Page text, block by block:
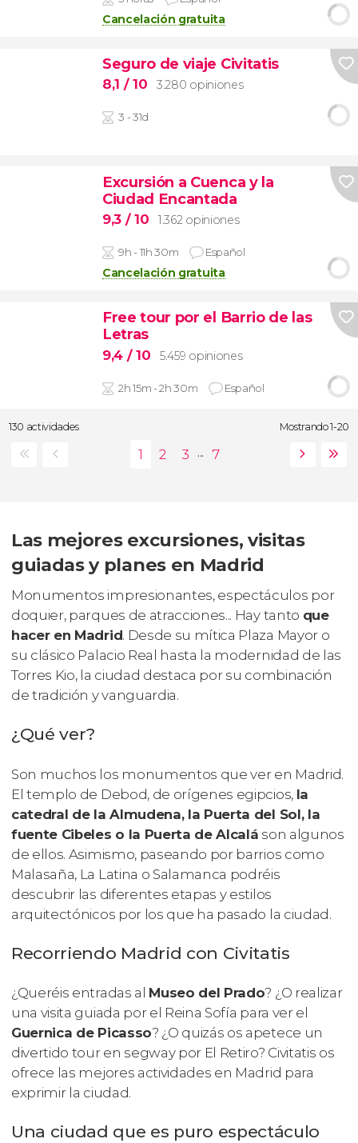
Cancelación gratuita
Seguro de viaje Civitatis
8,1 / 10 3.280 opiniones
3 - 31d
Excursión a Cuenca y la
Ciudad Encantada
9,3 / 10 1.362 opiniones
9h - 11h 30m Español
Cancelación gratuita
Free tour por el Barrio de las
Letras
9,4 / 10 5.459 opiniones
2h 15m - 2h 30m Español
130 actividades Mostrando 1-20
...
Las mejores excursiones, visitas
guiadas y planes en Madrid
Monumentos impresionantes, espectáculos por
doquier, parques de atracciones... Hay tanto que
hacer en Madrid. Desde su mítica Plaza Mayor o
su clásico Palacio Real hasta la modernidad de las
Torres Kio, la ciudad destaca por su combinación
de tradición y vanguardia.
¿Qué ver?
Son muchos los monumentos que ver en Madrid.
El templo de Debod, de orígenes egipcios, la
catedral de la Almudena, la Puerta del Sol, la
fuente Cibeles o la Puerta de Alcalá son algunos
de ellos. Asimismo, paseando por barrios como
Malasaña, La Latina o Salamanca podréis
descubrir las diferentes etapas y estilos
arquitectónicos por los que ha pasado la ciudad.
Recorriendo Madrid con Civitatis
¿Queréis entradas al Museo del Prado? ¿O realizar
una visita guiada por el Reina Sofía para ver el
Guernica de Picasso? ¿O quizás os apetece un
divertido tour en segway por El Retiro? Civitatis os
ofrece las mejores actividades en Madrid para
exprimir la ciudad.
Una ciudad que es puro espectáculo